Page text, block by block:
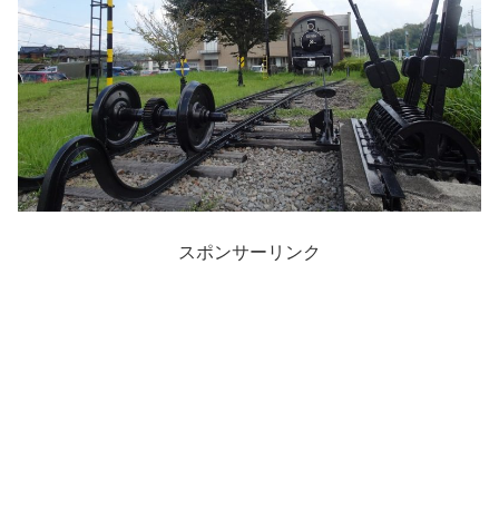
スポンサーリンク